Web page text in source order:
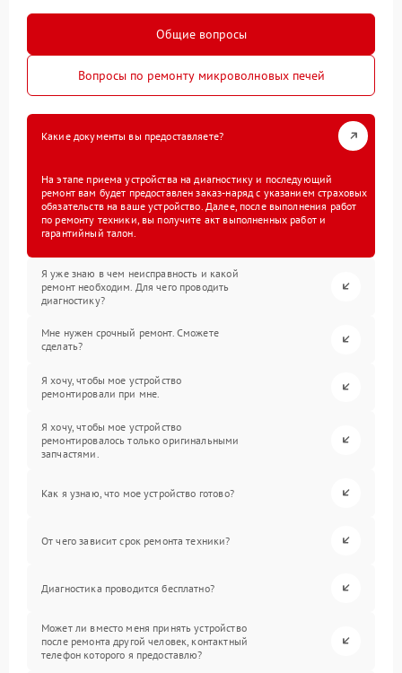
Общие вопросы
Вопросы по ремонту микроволновых печей
Какие документы вы предоставляете?
На этапе приема устройства на диагностику и последующий
ремонт вам будет предоставлен заказ-наряд с указанием страховых
обязательств на ваше устройство. Далее, после выполнения работ
по ремонту техники, вы получите акт выполненных работ и
гарантийный талон.
Я уже знаю в чем неисправность и какой
ремонт необходим. Для чего проводить
диагностику?
Мне нужен срочный ремонт. Сможете
сделать?
Я хочу, чтобы мое устройство
ремонтировали при мне.
Я хочу, чтобы мое устройство
ремонтировалось только оригинальными
запчастями.
Как я узнаю, что мое устройство готово?
От чего зависит срок ремонта техники?
Диагностика проводится бесплатно?
Может ли вместо меня принять устройство
после ремонта другой человек, контактный
телефон которого я предоставлю?